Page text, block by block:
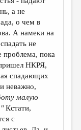
а не
о чем в
А намеки на
не
проблема, пока
НКРЯ,
спадающих
неважно,
малую
Кстати,
с